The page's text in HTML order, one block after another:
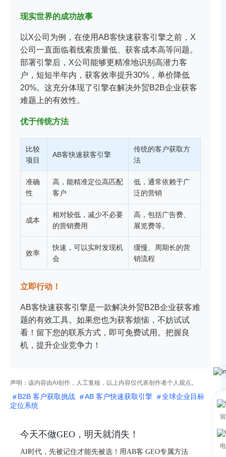
现实世界的成功故事
以X公司为例，在使用AB客快速获客引擎之前，X
公司一直面临着线索质量低、获客成本高等问题。
部署引擎后，X公司能够更精准地识别高潜力客
户，短短半年内，获客效率提升30%，单价降低
20%。这充分体现了引擎在解决外贸B2B企业获客
难题上的有效性。
优于传统方法
比较
项目
AB客快速获客引擎
传统的客户获取方
法
准确
性
高，能精准定位高匹配
客户
低，通常依赖于广
泛的营销
成本
相对较低，减少不必要
的营销费用
高，包括广告费、
展览费等。
效率
快速，可以实时发现机
会
缓慢、周期长的营
销流程
立即行动！
AB客快速获客引擎是一款解决外贸B2B企业获客难
题的有效工具。如果您也为获客烦恼，不妨试试
看！留下您的联系方式，即可免费试用。把握良
机，提升企业竞争力！
声明：该内容由AI创作，人工复核，以上内容仅代表创作者个人观点。
B2B 客户获取挑战 AB 客户快速获取引擎
全球企业目标
定位系统
今天不做GEO，明天就消失！
AI时代，先被记住才能先被选！用AB客 GEO专属方法